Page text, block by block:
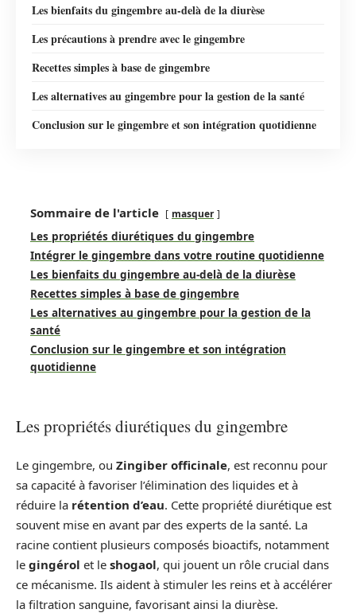
Les bienfaits du gingembre au-delà de la diurèse
Les précautions à prendre avec le gingembre
Recettes simples à base de gingembre
Les alternatives au gingembre pour la gestion de la santé
Conclusion sur le gingembre et son intégration quotidienne
Sommaire de l'article masquer
Les propriétés diurétiques du gingembre
Intégrer le gingembre dans votre routine quotidienne
Les bienfaits du gingembre au-delà de la diurèse
Recettes simples à base de gingembre
Les alternatives au gingembre pour la gestion de la
santé
Conclusion sur le gingembre et son intégration
quotidienne
Les propriétés diurétiques du gingembre
Le gingembre, ou Zingiber officinale, est reconnu pour
sa capacité à favoriser l’élimination des liquides et à
réduire la rétention d’eau. Cette propriété diurétique est
souvent mise en avant par des experts de la santé. La
racine contient plusieurs composés bioactifs, notamment
le gingérol et le shogaol, qui jouent un rôle crucial dans
ce mécanisme. Ils aident à stimuler les reins et à accélérer
la filtration sanguine, favorisant ainsi la diurèse.